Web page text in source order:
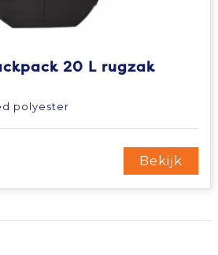
20 L rugzak
polyester
Bekijk